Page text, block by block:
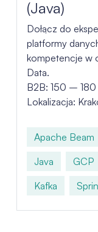
(Java)
Dołącz do
platformy
kompetencje w
Data.
B2B: 150 –
Lokalizacja:
Apache Beam
Java
GCP
Kafka